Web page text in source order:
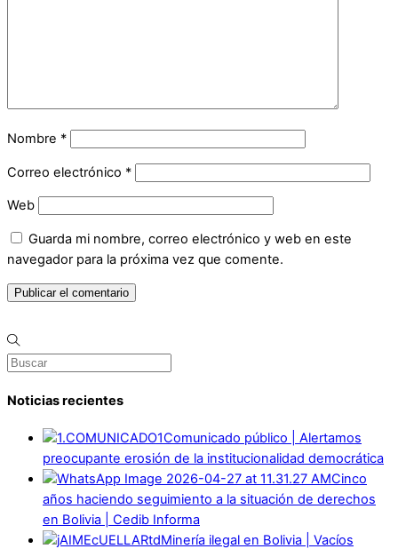
Nombre *
Correo electrónico *
Web
Guarda mi nombre, correo electrónico y web en este
navegador para la próxima vez que comente.
Noticias recientes
Comunicado público | Alertamos
preocupante erosión de la institucionalidad democrática
Cinco
años haciendo seguimiento a la situación de derechos
en Bolivia | Cedib Informa
Minería ilegal en Bolivia | Vacíos